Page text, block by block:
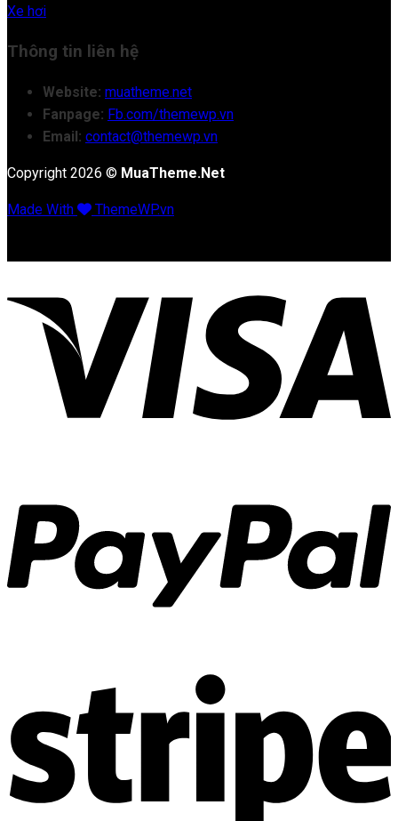
Xe hơi
Thông tin liên hệ
Website: muatheme.net
Fanpage: Fb.com/themewp.vn
Email: contact@themewp.vn
Copyright 2026 © MuaTheme.Net
Made With ThemeWP.vn